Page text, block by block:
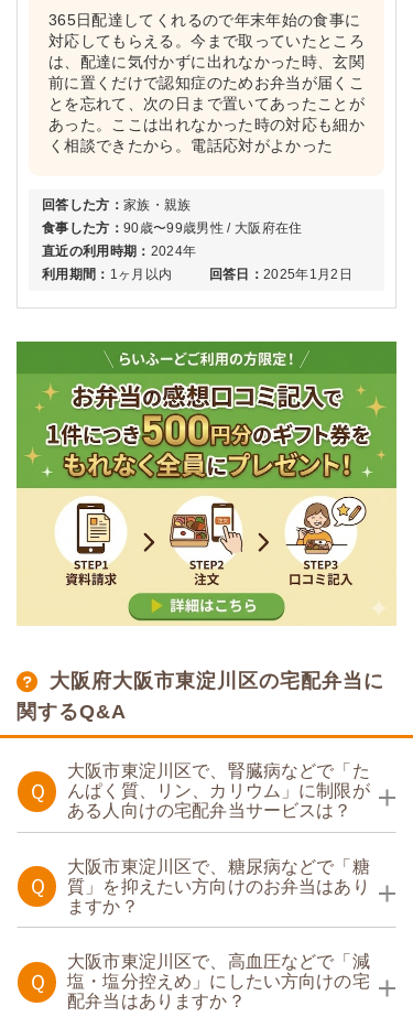
回答した方： 家族・親族
食事した方： 90歳〜99歳男性 / 大阪府在住
直近の利用時期： 2024年
利用期間： 1ヶ月以内 回答日： 2025年1月2日
365日配達してくれるので年末年始の食事に
対応してもらえる。今まで取っていたところ
は、配達に気付かずに出れなかった時、玄関
前に置くだけで認知症のためお弁当が届くこ
とを忘れて、次の日まで置いてあったことが
あった。ここは出れなかった時の対応も細か
く相談できたから。電話応対がよかった
大阪府大阪市東淀川区の宅配弁当に
関するQ&A
Ｑ
大阪市東淀川区で、腎臓病などで「た
んぱく質、リン、カリウム」に制限が
ある人向けの宅配弁当サービスは？
Ｑ
大阪市東淀川区で、糖尿病などで「糖
質」を抑えたい方向けのお弁当はあり
ますか？
Ｑ
大阪市東淀川区で、高血圧などで「減
塩・塩分控えめ」にしたい方向けの宅
配弁当はありますか？